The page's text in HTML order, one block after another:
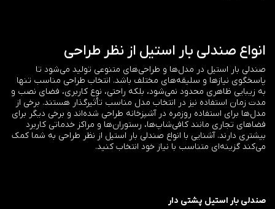
انواع صندلی بار استیل از نظر طراحی
صندلی بار استیل در مدل‌ها و طراحی‌های متنوعی تولید می‌شود تا
پاسخگوی نیازها و سلیقه‌های مختلف باشد. انتخاب طراحی مناسب تنها
به زیبایی ظاهری محدود نمی‌شود، بلکه راحتی، نوع کاربری، فضای نصب و
مدت زمان استفاده نیز در انتخاب مدل مناسب تأثیرگذار هستند. برخی از
مدل‌ها برای استفاده روزمره در آشپزخانه طراحی شده‌اند و برخی دیگر برای
فضاهای تجاری مانند کافی‌شاپ‌ها، رستوران‌ها و مراکز خدماتی کاربرد
بیشتری دارند. آشنایی با انواع صندلی بار استیل از نظر طراحی به شما کمک
می‌کند گزینه‌ای متناسب با نیاز خود انتخاب کنید.
صندلی بار استیل پشتی دار